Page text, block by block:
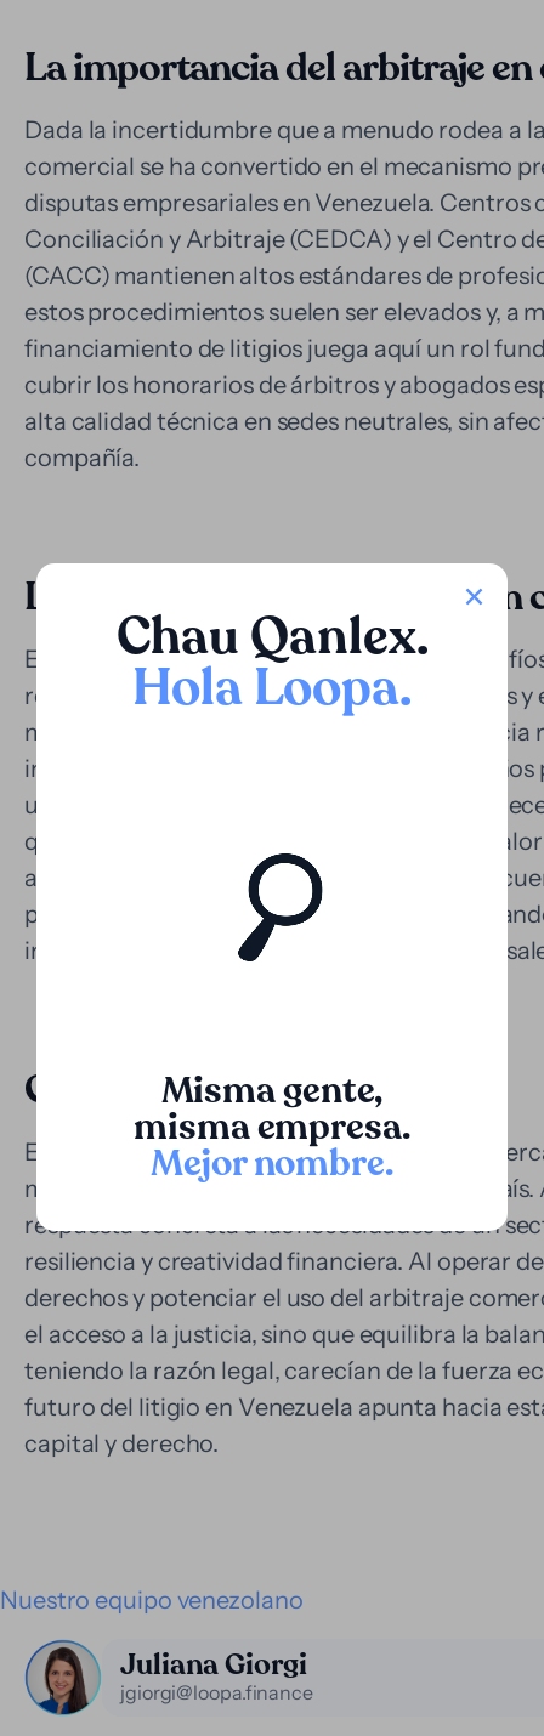
Chau Qanlex.
Hola Loopa.
Misma gente,
misma empresa.
Mejor nombre.
La importancia del arbitraje
Dada la incertidumbre que a menudo rodea a
comercial se ha convertido en el mecanismo
disputas empresariales en Venezuela.
Conciliación y Arbitraje (CEDCA) y el Centro
(CACC) mantienen altos estándares de
estos procedimientos suelen ser elevados y, a
financiamiento de litigios juega aquí un rol
cubrir los honorarios de árbitros y abogados
alta calidad técnica en sedes neutrales, sin
compañía.
Litigios judiciales y protección
El litigio judicial en Venezuela presenta
relacionados con la duración de los procesos
montos reclamados. Aunque la jurisprudencia
indexación de las sentencias, la espera de
un riesgo financiero considerable. Loopa
que permite a los demandantes adelantar
activo litigioso futuro. Esto transforma una
plazo en capital de trabajo inmediato,
incertidumbre asociada a los tiempos
Conclusión
El ingreso del financiamiento de litigios al
modernización de los servicios legales del
respuesta concreta a las necesidades de un
resiliencia y creatividad financiera. Al operar
derechos y potenciar el uso del arbitraje
el acceso a la justicia, sino que equilibra la
teniendo la razón legal, carecían de la fuerza
futuro del litigio en Venezuela apunta hacia
capital y derecho.
Nuestro equipo venezolano
Juliana Giorgi
jgiorgi@loopa.finance